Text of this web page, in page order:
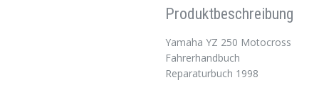
Produktbeschreibung
Yamaha YZ 250 Motocross
Fahrerhandbuch
Reparaturbuch 1998